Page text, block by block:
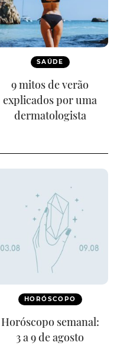
SAÚDE
9 mitos de verão
explicados por uma
dermatologista
HORÓSCOPO
Horóscopo semanal:
3 a 9 de agosto